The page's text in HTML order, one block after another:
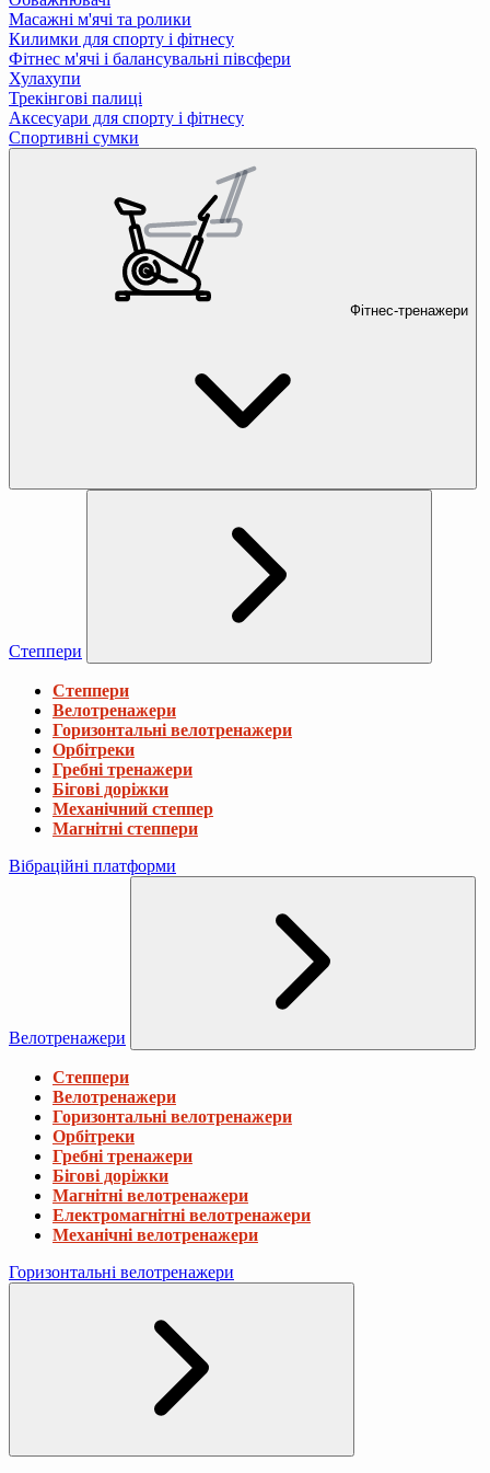
Масажні м'ячі та ролики
Килимки для спорту і фітнесу
Фітнес м'ячі і балансувальні півсфери
Хулахупи
Трекінгові палиці
Аксесуари для спорту і фітнесу
Спортивні сумки
Фітнес-тренажери
Степпери
Степпери
Велотренажери
Горизонтальні велотренажери
Орбітреки
Гребні тренажери
Бігові доріжки
Механічний степпер
Магнітні степпери
Вібраційні платформи
Велотренажери
Степпери
Велотренажери
Горизонтальні велотренажери
Орбітреки
Гребні тренажери
Бігові доріжки
Магнітні велотренажери
Електромагнітні велотренажери
Механічні велотренажери
Горизонтальні велотренажери